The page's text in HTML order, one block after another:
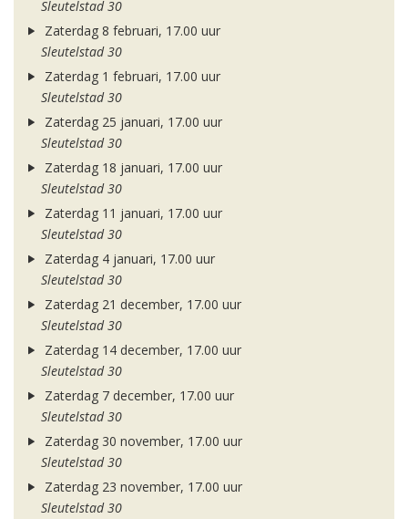
Sleutelstad 30
Zaterdag 8 februari, 17.00 uur
Sleutelstad 30
Zaterdag 1 februari, 17.00 uur
Sleutelstad 30
Zaterdag 25 januari, 17.00 uur
Sleutelstad 30
Zaterdag 18 januari, 17.00 uur
Sleutelstad 30
Zaterdag 11 januari, 17.00 uur
Sleutelstad 30
Zaterdag 4 januari, 17.00 uur
Sleutelstad 30
Zaterdag 21 december, 17.00 uur
Sleutelstad 30
Zaterdag 14 december, 17.00 uur
Sleutelstad 30
Zaterdag 7 december, 17.00 uur
Sleutelstad 30
Zaterdag 30 november, 17.00 uur
Sleutelstad 30
Zaterdag 23 november, 17.00 uur
Sleutelstad 30